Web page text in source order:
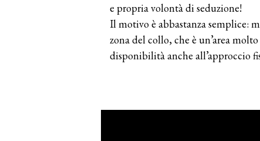
e propria volontà di seduzione!
Il motivo è abbastanza semplice:
zona del collo, che è un’area
disponibilità anche all’approccio